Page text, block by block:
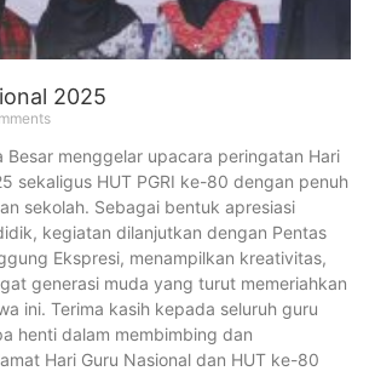
2025
Besar menggelar upacara peringatan Hari
sekaligus HUT PGRI ke-80 dengan penuh
sekolah. Sebagai bentuk apresiasi
kegiatan dilanjutkan dengan Pentas
Ekspresi, menampilkan kreativitas,
generasi muda yang turut memeriahkan
ini. Terima kasih kepada seluruh guru
henti dalam membimbing dan
Hari Guru Nasional dan HUT ke-80